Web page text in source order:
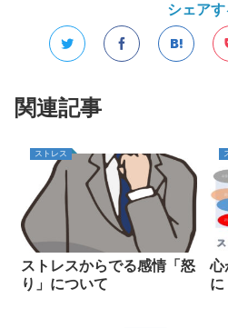
シェアす
関連記事
ストレス
ストレスからでる感情「怒
り」について
心
に